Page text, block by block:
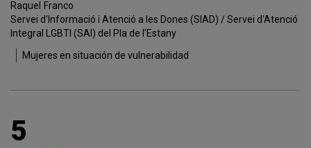
Raquel
Franco
Servei d'Informació i Atenció a les Dones (SIAD) / Servei d'Atenció
Integral LGBTI (SAI) del Pla de l'Estany
Mujeres en situación de vulnerabilidad
5